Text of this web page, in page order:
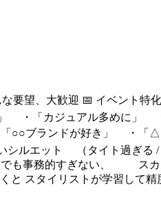
な要望、大歓迎 📅 イベン
・「カジュアル多めに」
ブランドが好き」 ・「△△
シルエット （タイト過ぎる
も事務的すぎない、 スカ
と スタイリストが学習して精